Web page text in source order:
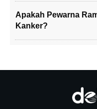
Apakah Pewarna
Kanker?